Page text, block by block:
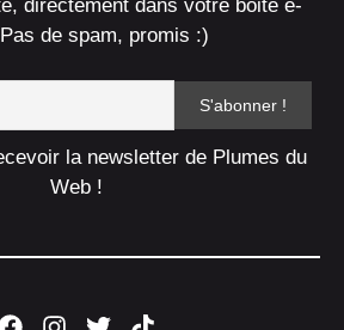
directement dans votre boite e-
de spam, promis :)
la newsletter de Plumes du
Web !